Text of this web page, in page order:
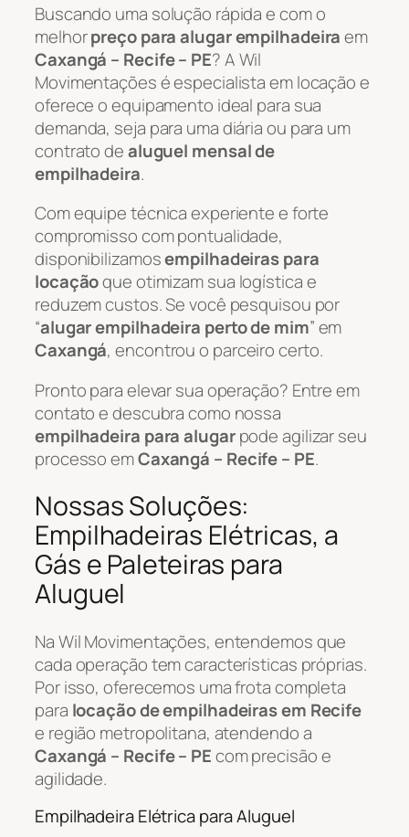
Buscando uma solução rápida e com o
melhorpreço para alugar empilhadeiraem
Caxangá – Recife – PE? A Wil
Movimentações é especialista em locação e
oferece o equipamento ideal para sua
demanda, seja para uma diária ou para um
contrato dealuguel mensal de
empilhadeira.
Com equipe técnica experiente e forte
compromisso com pontualidade,
disponibilizamosempilhadeiras para
locaçãoque otimizam sua logística e
reduzem custos. Se você pesquisou por
“alugar empilhadeira perto de mim” em
Caxangá, encontrou o parceiro certo.
Pronto para elevar sua operação? Entre em
contato e descubra como nossa
empilhadeira para alugarpode agilizar seu
processo emCaxangá – Recife – PE.
Nossas Soluções:
Empilhadeiras Elétricas, a
Gás e Paleteiras para
Aluguel
Na Wil Movimentações, entendemos que
cada operação tem características próprias.
Por isso, oferecemos uma frota completa
para locação de empilhadeiras em Recife
e região metropolitana, atendendo a
Caxangá – Recife – PEcom precisão e
agilidade.
Empilhadeira Elétrica para Aluguel